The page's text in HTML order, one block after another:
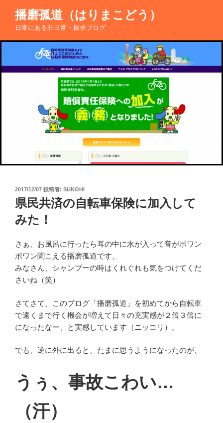
ン
へ
播磨孤道（はりまこどう）
日常にある非日常・探求ブログ
投
稿
日:
2017/12/07 投稿者: SUKOHI
県民共済の自転車保険に加入して
みた！
さぁ、お風呂に行ったら耳の中に水が入って音がボワン
ボワン聞こえる播磨孤道です。
みなさん、シャンプーの時はくれぐれも気をつけてくだ
さいね（笑）
さてさて、このブログ「播磨孤道」を初めてから自転車
で遠くまで行く機会が増えて日々の充実感が２倍３倍に
になったなー、と実感しています（ニッコリ）。
でも、逆に外に出ると、たまに思うようになったのが、
うぅ、事故こわい…
（汗）